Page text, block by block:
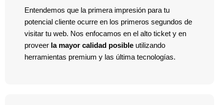
Entendemos que la primera impresión para tu
potencial cliente ocurre en los primeros segundos de
visitar tu web. Nos enfocamos en el alto ticket y en
proveer la mayor calidad posible utilizando
herramientas premium y las última tecnologías.